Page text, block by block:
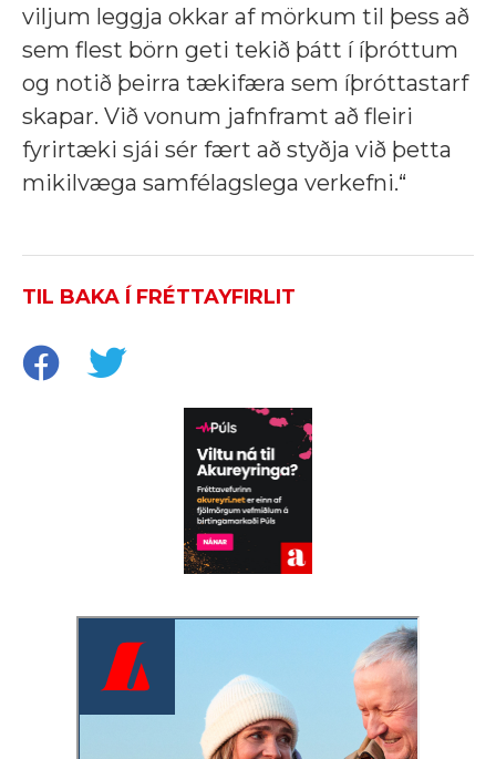
viljum leggja okkar af mörkum til þess að
sem flest börn geti tekið þátt í íþróttum
og notið þeirra tækifæra sem íþróttastarf
skapar. Við vonum jafnframt að fleiri
fyrirtæki sjái sér fært að styðja við þetta
mikilvæga samfélagslega verkefni.“
TIL BAKA Í FRÉTTAYFIRLIT